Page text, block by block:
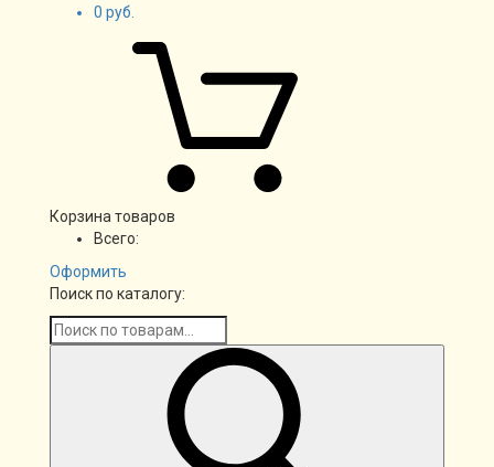
0 руб.
Корзина товаров
Всего:
Оформить
Поиск по каталогу: